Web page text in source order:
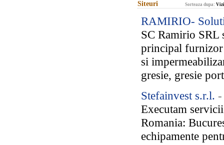
Siteuri Sorteaza dupa:
RAMIRIO-
SC Ramirio SRL
principal furnizor
si
gresie, gresie
Stefainvest s.r.l.
Executam
Romania:
echipamente